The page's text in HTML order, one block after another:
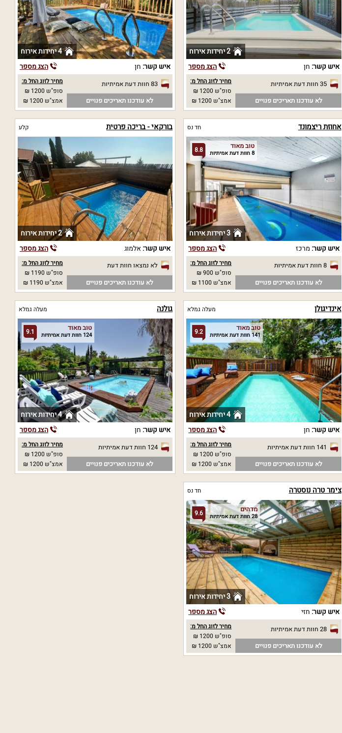
2 יחידות אירוח
איש קשר: חן הצג מספר
35 חוות דעת אמיתיות
לא עודכנו תאריכים פנויים
מחיר לזוג החל מ:
סופ"ש 1200 ₪
אמצ"ש 1200 ₪
4 יחידות אירוח
איש קשר: חן הצג מספר
83 חוות דעת אמיתיות
לא עודכנו תאריכים פנויים
מחיר לזוג החל מ:
סופ"ש 1200 ₪
אמצ"ש 1200 ₪
אחוזת ריצמונד חד נס
8.8 טוב מאוד
8 חוות דעת אמיתיות
3 יחידות אירוח
איש קשר: מרכז הצג מספר
8 חוות דעת אמיתיות
לא עודכנו תאריכים פנויים
מחיר לזוג החל מ:
סופ"ש 900 ₪
אמצ"ש 1100 ₪
בורקאי - בריכה פרטית קלע
2 יחידות אירוח
איש קשר: אלמוג הצג מספר
לא נמצאו חוות דעת
לא עודכנו תאריכים פנויים
מחיר לזוג החל מ:
סופ"ש 1190 ₪
אמצ"ש 1190 ₪
אינדיגולן מעלה גמלא
9.2 טוב מאוד
141 חוות דעת אמיתיות
4 יחידות אירוח
איש קשר: חן הצג מספר
141 חוות דעת אמיתיות
לא עודכנו תאריכים פנויים
מחיר לזוג החל מ:
סופ"ש 1200 ₪
אמצ"ש 1200 ₪
גולנה מעלה גמלא
9.1 טוב מאוד
124 חוות דעת אמיתיות
4 יחידות אירוח
איש קשר: חן הצג מספר
124 חוות דעת אמיתיות
לא עודכנו תאריכים פנויים
מחיר לזוג החל מ:
סופ"ש 1200 ₪
אמצ"ש 1200 ₪
צימר טרה נוסטרה חד נס
9.6 מדהים
28 חוות דעת אמיתיות
3 יחידות אירוח
איש קשר: חזי הצג מספר
28 חוות דעת אמיתיות
לא עודכנו תאריכים פנויים
מחיר לזוג החל מ:
סופ"ש 1200 ₪
אמצ"ש 1200 ₪